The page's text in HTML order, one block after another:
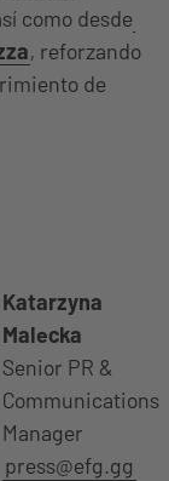
como desde
, reforzando
de
Katarzyna
Malecka
Senior PR &
Communications
Manager
press@efg.gg